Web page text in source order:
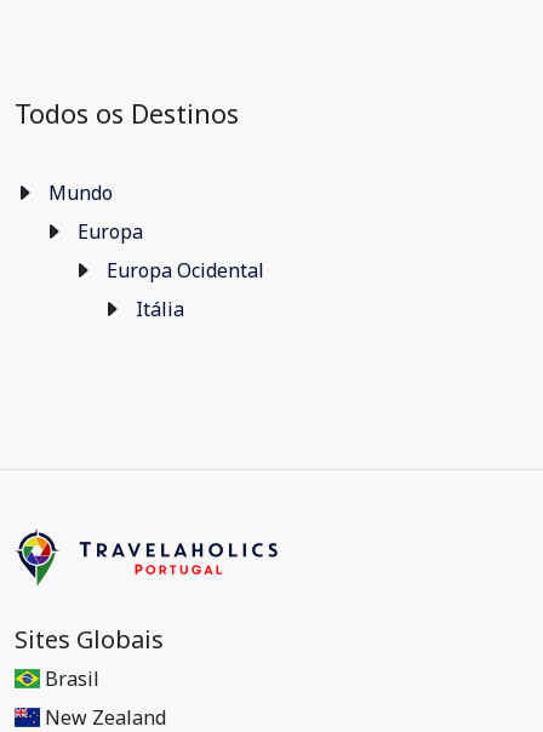
Todos os Destinos
Mundo
Europa
Europa Ocidental
Itália
Sites Globais
Brasil
New Zealand